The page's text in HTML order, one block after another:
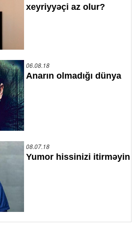
xeyriyyəçi az olur?
06.08.18
Anarın olmadığı dünya
08.07.18
Yumor hissinizi itirməyin